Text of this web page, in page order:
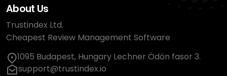
About Us
Trustindex Ltd.
Cheapest Review Management Software
1095 Budapest, Hungary Lechner Ödön fasor 3.
support@trustindex.io